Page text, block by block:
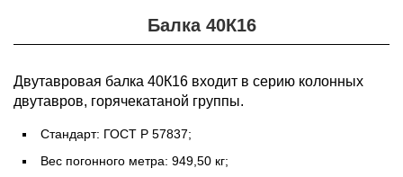
Балка 40К16
Двутавровая балка 40К16 входит в серию колонных
двутавров, горячекатаной группы.
Стандарт: ГОСТ Р 57837;
Вес погонного метра: 949,50 кг;